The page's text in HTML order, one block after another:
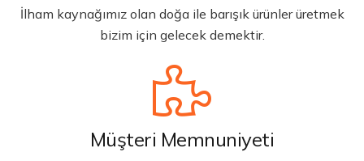
İlham kaynağımız olan doğa ile barışık ürünler üretmek
bizim için gelecek demektir.
Müşteri Memnuniyeti